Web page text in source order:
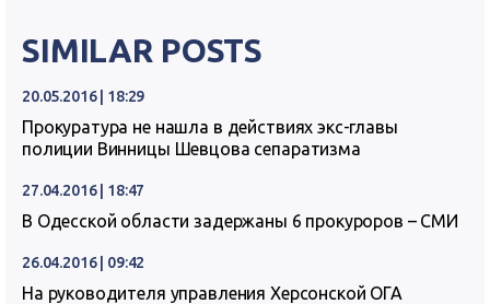
SIMILAR POSTS
20.05.2016 | 18:29
Прокуратура не нашла в действиях экс-главы
полиции Винницы Шевцова сепаратизма
27.04.2016 | 18:47
В Одесской области задержаны 6 прокуроров – СМИ
26.04.2016 | 09:42
На руководителя управления Херсонской ОГА